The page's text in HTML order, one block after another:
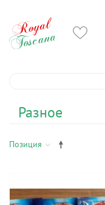
Разное
Позиция